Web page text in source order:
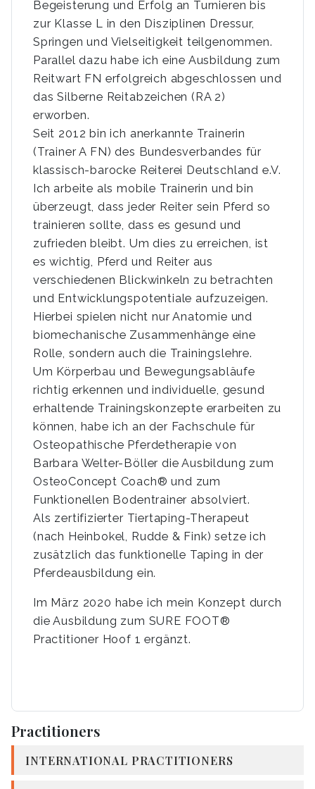
Begeisterung und Erfolg an Turnieren bis
zur Klasse L in den Disziplinen Dressur,
Springen und Vielseitigkeit teilgenommen.
Parallel dazu habe ich eine Ausbildung zum
Reitwart FN erfolgreich abgeschlossen und
das Silberne Reitabzeichen (RA 2)
erworben.
Seit 2012 bin ich anerkannte Trainerin
(Trainer A FN) des Bundesverbandes für
klassisch-barocke Reiterei Deutschland e.V.
Ich arbeite als mobile Trainerin und bin
überzeugt, dass jeder Reiter sein Pferd so
trainieren sollte, dass es gesund und
zufrieden bleibt. Um dies zu erreichen, ist
es wichtig, Pferd und Reiter aus
verschiedenen Blickwinkeln zu betrachten
und Entwicklungspotentiale aufzuzeigen.
Hierbei spielen nicht nur Anatomie und
biomechanische Zusammenhänge eine
Rolle, sondern auch die Trainingslehre.
Um Körperbau und Bewegungsabläufe
richtig erkennen und individuelle, gesund
erhaltende Trainingskonzepte erarbeiten zu
können, habe ich an der Fachschule für
Osteopathische Pferdetherapie von
Barbara Welter-Böller die Ausbildung zum
OsteoConcept Coach® und zum
Funktionellen Bodentrainer absolviert.
Als zertifizierter Tiertaping-Therapeut
(nach Heinbokel, Rudde & Fink) setze ich
zusätzlich das funktionelle Taping in der
Pferdeausbildung ein.
Im März 2020 habe ich mein Konzept durch
die Ausbildung zum SURE FOOT®
Practitioner Hoof 1 ergänzt.
Practitioners
INTERNATIONAL PRACTITIONERS